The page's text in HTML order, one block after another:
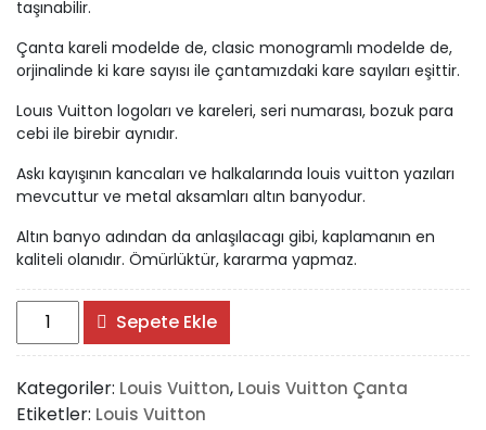
taşınabilir.
Çanta kareli modelde de, clasic monogramlı modelde de,
orjinalinde ki kare sayısı ile çantamızdaki kare sayıları eşittir.
Louıs Vuitton logoları ve kareleri, seri numarası, bozuk para
cebi ile birebir aynıdır.
Askı kayışının kancaları ve halkalarında louis vuitton yazıları
mevcuttur ve metal aksamları altın banyodur.
Altın banyo adından da anlaşılacagı gibi, kaplamanın en
kaliteli olanıdır. Ömürlüktür, kararma yapmaz.
Louis
Vuitton
Damier
Canvas
Sepete Ekle
Kategoriler: Louis Vuitton, Louis Vuitton Çanta
Etiketler: Louis Vuitton